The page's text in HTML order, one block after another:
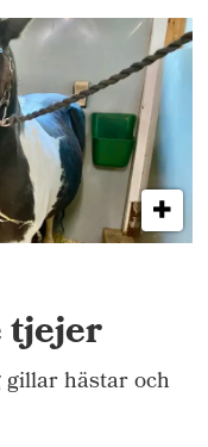
tjejer
hästar och